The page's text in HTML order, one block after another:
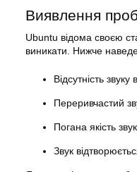
Виявлення
Ubuntu відома своєю
виникати. Нижче
Відсутність звуку
Переривчастий
Погана якість
Звук